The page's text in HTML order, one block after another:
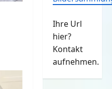
Ihre Url
hier?
Kontakt
aufnehmen.